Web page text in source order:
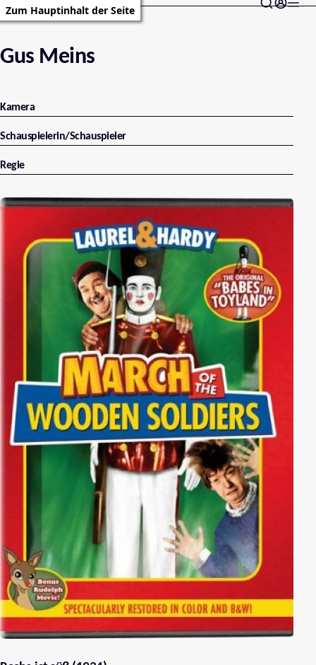
Zum Hauptinhalt der Seite
Gus Meins
Kamera
Schauspielerin/Schauspieler
Regie